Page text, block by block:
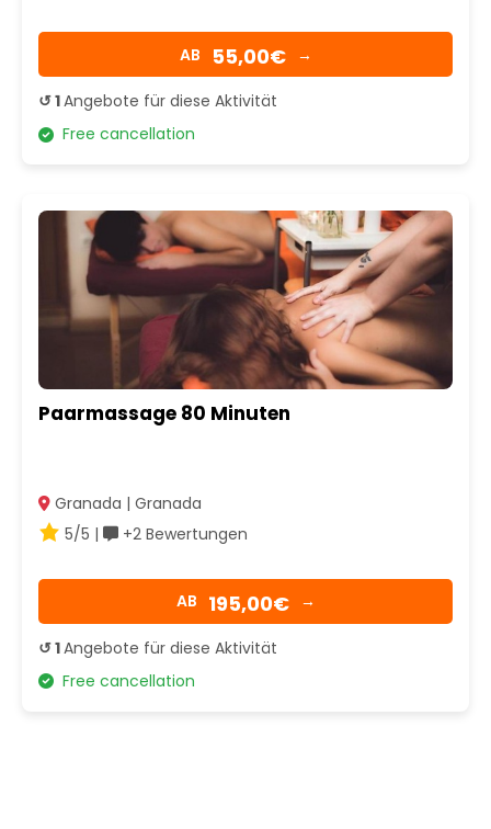
AB 55,00€ →
↺ 1Angebote für diese Aktivität
Free cancellation
Paarmassage 80 Minuten
Granada | Granada
5/5 |
+2 Bewertungen
AB 195,00€ →
↺ 1Angebote für diese Aktivität
Free cancellation